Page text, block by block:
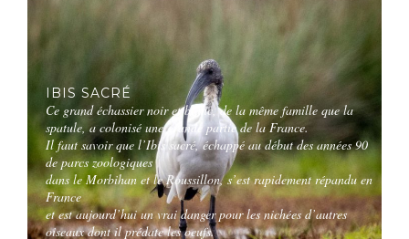
IBIS SACRÉ
Ce grand échassier noir et blanc, de la même famille que la
spatule, a colonisé une grande partie de la France.
Il faut savoir que l’Ibis sacré, échappé au début des années 90
de parcs zoologiques
dans le Morbihan et le Roussillon, s’est rapidement répandu en
France
et est aujourd’hui un vrai danger pour les nichées d’autres
oiseaux dont il prédate les oeufs.